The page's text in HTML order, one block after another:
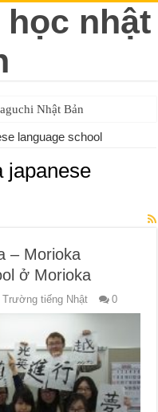
Nhật Bản
language school
japanese
– Morioka
ở Morioka
Trường tiếng Nhật 0